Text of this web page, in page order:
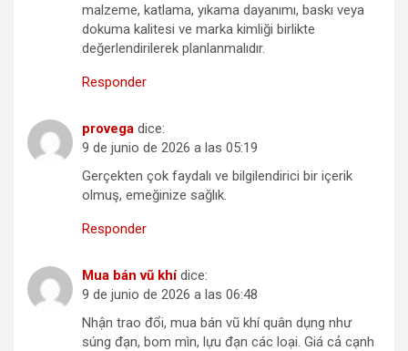
malzeme, katlama, yıkama dayanımı, baskı veya
dokuma kalitesi ve marka kimliği birlikte
değerlendirilerek planlanmalıdır.
Responder
provega dice:
9 de junio de 2026 a las 05:19
Gerçekten çok faydalı ve bilgilendirici bir içerik
olmuş, emeğinize sağlık.
Responder
Mua bán vũ khí dice:
9 de junio de 2026 a las 06:48
Nhận trao đổi, mua bán vũ khí quân dụng như
súng đạn, bom mìn, lựu đạn các loại. Giá cả cạnh